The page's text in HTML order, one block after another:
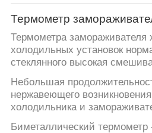
Термометр
Термометра замораживателя
холодильных установок
стеклянного высокая
Небольшая
нержавеющего
холодильника и
Биметаллический